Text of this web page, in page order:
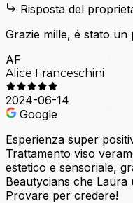
Risposta del
Grazie mille, é stato un
AF
Alice Franceschini
2024-06-14
Google
Esperienza super
Trattamento viso
estetico e sensoriale,
Beautycians che
Provare per credere!